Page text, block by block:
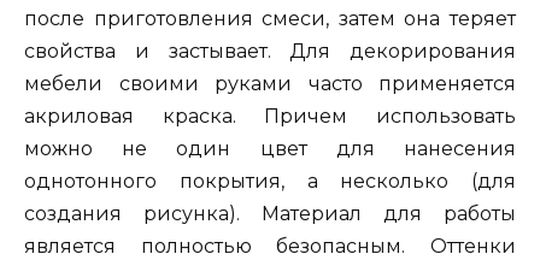
после приготовления смеси, затем она теряет
свойства и застывает. Для декорирования
мебели своими руками часто применяется
акриловая краска. Причем использовать
можно не один цвет для нанесения
однотонного покрытия, а несколько (для
создания рисунка). Материал для работы
является полностью безопасным. Оттенки